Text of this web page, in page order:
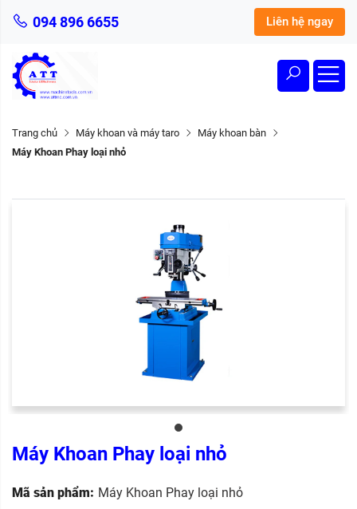
094 896 6655 Liên hệ ngay
Trang chủ Máy khoan và máy taro
Máy khoan bàn
Máy Khoan Phay loại nhỏ
Máy Khoan Phay loại nhỏ
Mã sản phẩm: Máy Khoan Phay loại nhỏ